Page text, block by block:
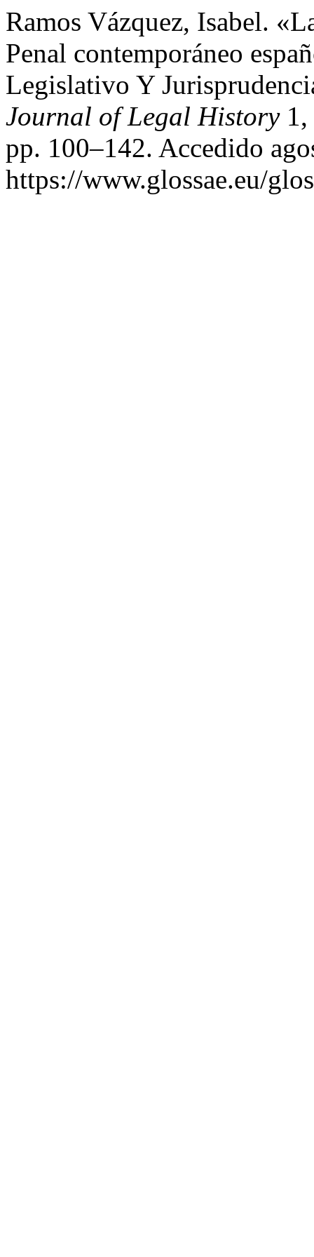
Ramos Vázquez, Isabel.
Penal contemporáneo
Legislativo Y
Journal of Legal History1,
pp. 100–142. Accedido
https://www.glossae.eu/